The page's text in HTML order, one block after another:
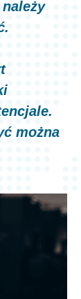
można